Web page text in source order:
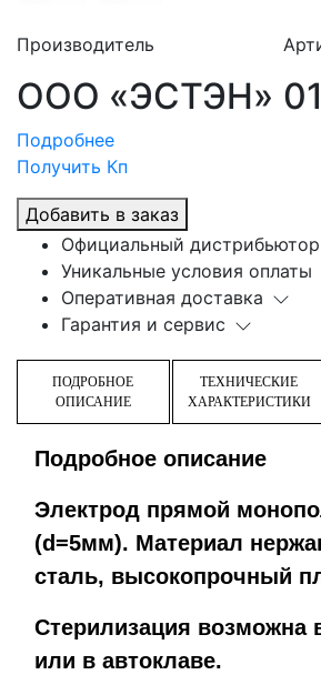
Производитель
ООО «ЭСТЭН»
Подробнее
Получить Кп
Добавить в заказ
Официальный дистрибьютор
Уникальные условия оплаты
Оперативная доставка
Гарантия и сервис
ПОДРОБНОЕ
ОПИСАНИЕ
ТЕХНИЧЕСКИЕ
ХАРАКТЕРИСТИКИ
Подробное описание
Электрод прямой
(d=5мм). Материал
сталь, высокопрочный
Стерилизация возможна
или в автоклаве.